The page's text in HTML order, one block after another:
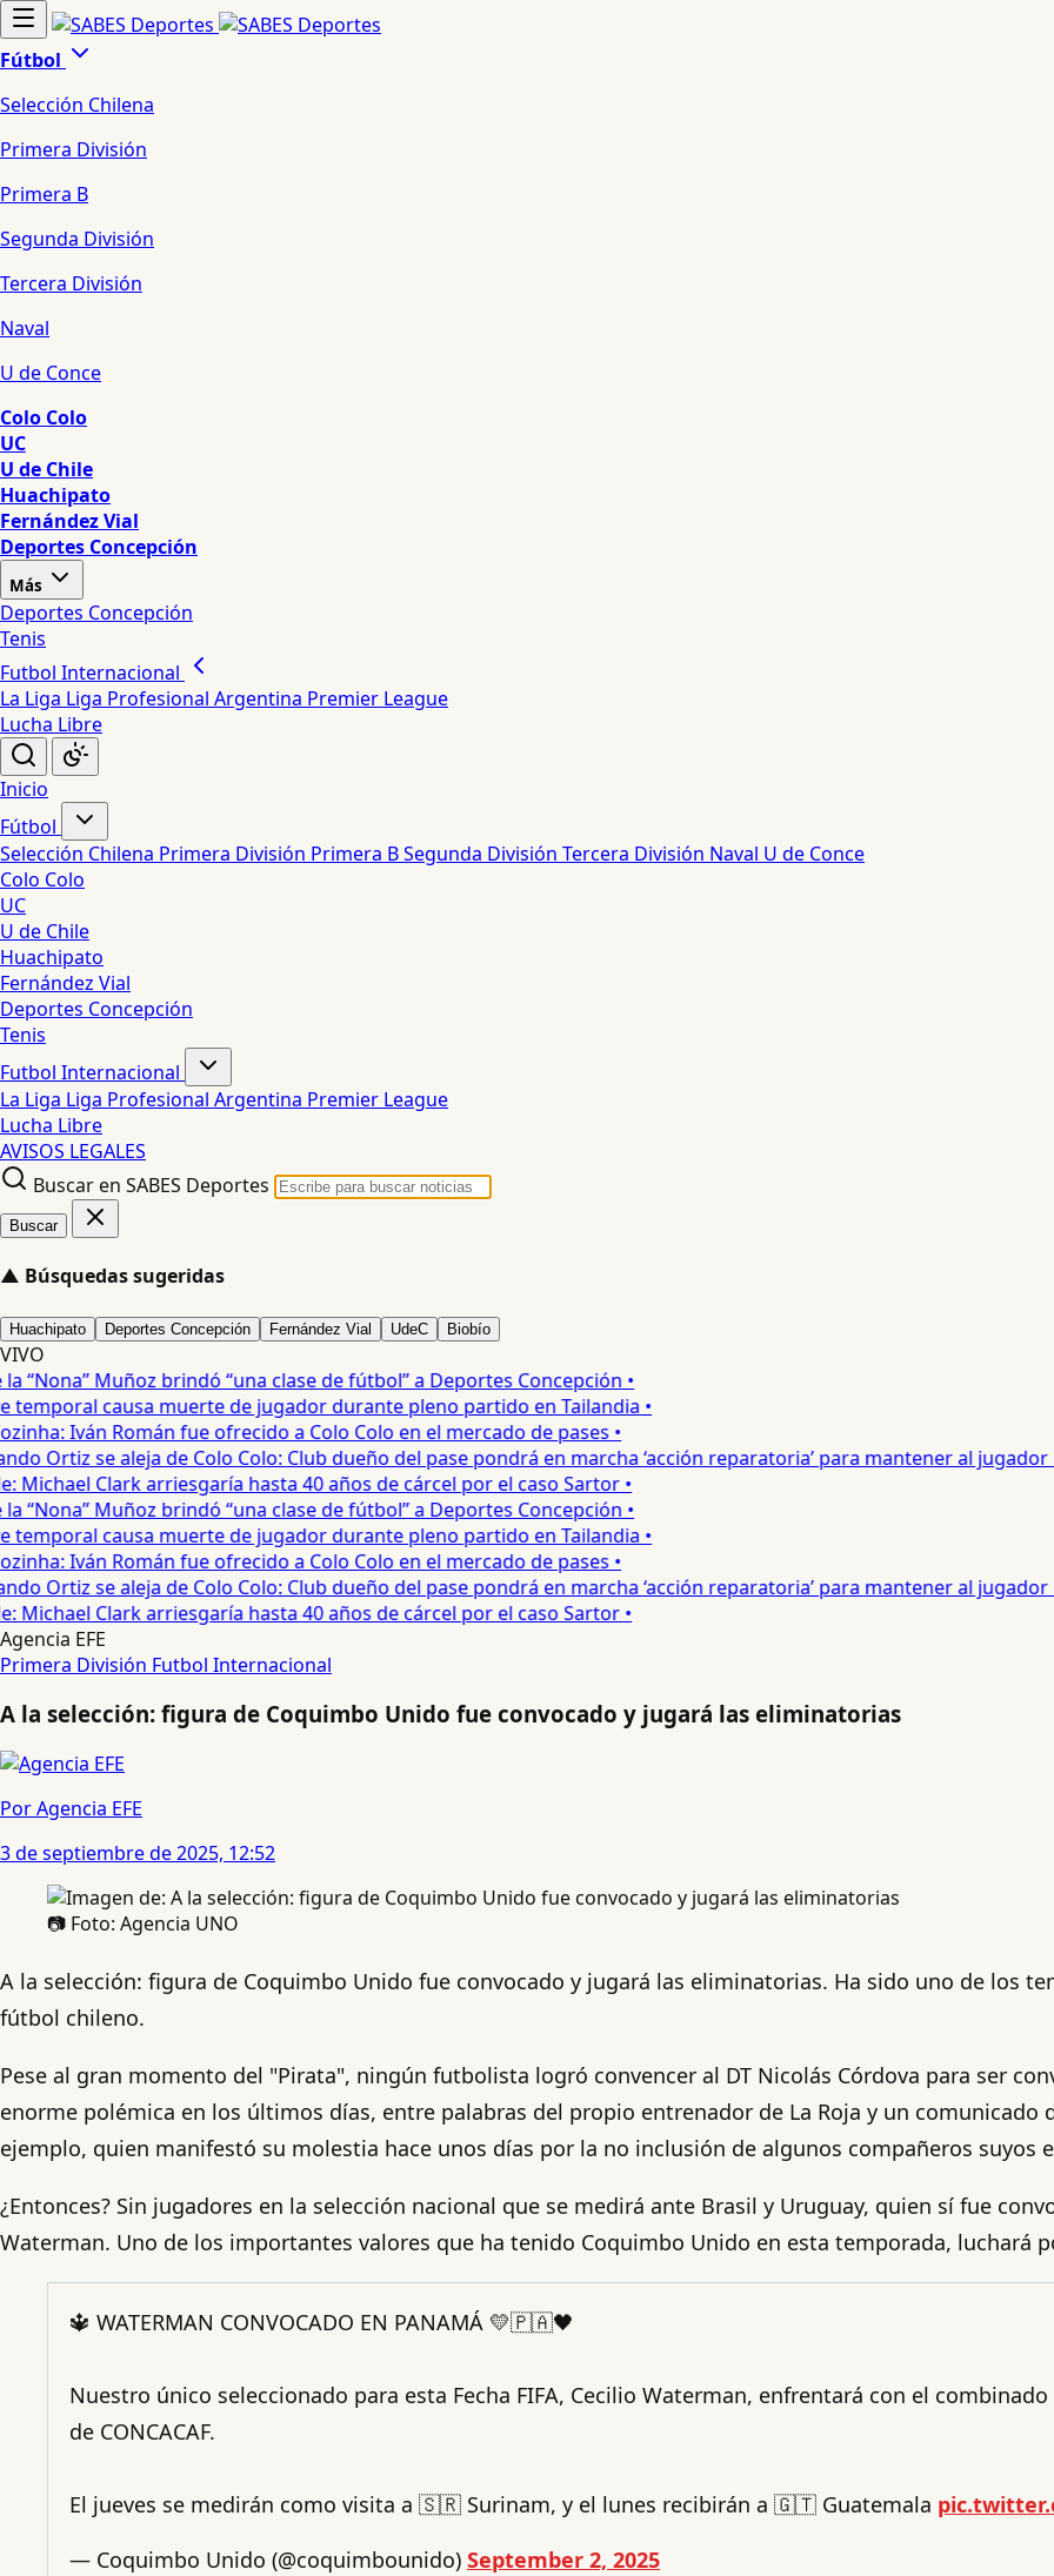
Fútbol
Selección Chilena
Primera División
Primera B
Segunda División
Tercera División
Naval
U de Conce
Colo Colo
UC
U de Chile
Huachipato
Fernández Vial
Deportes Concepción
Más
Deportes Concepción
Tenis
Futbol Internacional
La Liga Liga Profesional Argentina Premier League
Lucha Libre
Inicio
Fútbol
Selección Chilena Primera División Primera BSegunda División Tercera División Naval U de Conce
Colo Colo
UC
U de Chile
Huachipato
Fernández Vial
Deportes Concepción
Tenis
Futbol Internacional
La Liga Liga Profesional Argentina Premier League
Lucha Libre
AVISOS LEGALES
Buscar en SABES Deportes
Buscar
▲ Búsquedas sugeridas
Huachipato Deportes Concepción Fernández Vial UdeC Biobío
VIVO
Muñoz brindó “una clase de fútbol” a Deportes Concepción •
causa muerte de jugador durante pleno partido en Tailandia •
Iván Román fue ofrecido a Colo Colo en el mercado de pases •
Ortiz se aleja de Colo Colo: Club dueño del pase pondrá en marcha ‘acción reparatoria’ para mantener al jugador •
Clark arriesgaría hasta 40 años de cárcel por el caso Sartor •
Muñoz brindó “una clase de fútbol” a Deportes Concepción •
causa muerte de jugador durante pleno partido en Tailandia •
Iván Román fue ofrecido a Colo Colo en el mercado de pases •
Ortiz se aleja de Colo Colo: Club dueño del pase pondrá en marcha ‘acción reparatoria’ para mantener al jugador •
Clark arriesgaría hasta 40 años de cárcel por el caso Sartor •
Agencia EFE
Primera División Futbol Internacional
A la selección: figura de Coquimbo Unido fue convocado y jugará las eliminatorias
Por Agencia EFE
3 de septiembre de 2025, 12:52
📷 Foto: Agencia UNO
A la selección: figura de Coquimbo Unido fue convocado y jugará las eliminatorias. Ha sido uno de los
fútbol chileno.
Pese al gran momento del "Pirata", ningún futbolista logró convencer al DT Nicolás Córdova para ser
enorme polémica en los últimos días, entre palabras del propio entrenador de La Roja y un comunicado
ejemplo, quien manifestó su molestia hace unos días por la no inclusión de algunos compañeros suyos
¿Entonces? Sin jugadores en la selección nacional que se medirá ante Brasil y Uruguay, quien sí fue
Waterman. Uno de los importantes valores que ha tenido Coquimbo Unido en esta temporada, luchará
🔱 WATERMAN CONVOCADO EN PANAMÁ 💛🇵🇦🖤
Nuestro único seleccionado para esta Fecha FIFA, Cecilio Waterman, enfrentará con el
de CONCACAF.
El jueves se medirán como visita a 🇸🇷 Surinam, y el lunes recibirán a 🇬🇹 Guatemala
— Coquimbo Unido (@coquimbounido) September 2, 2025